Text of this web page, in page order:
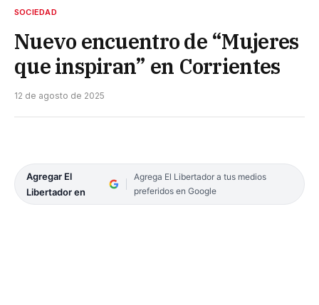
SOCIEDAD
Nuevo encuentro de “Mujeres
que inspiran” en Corrientes
12 de agosto de 2025
Agregar El
Libertador en
Agrega El Libertador a tus medios
preferidos en Google